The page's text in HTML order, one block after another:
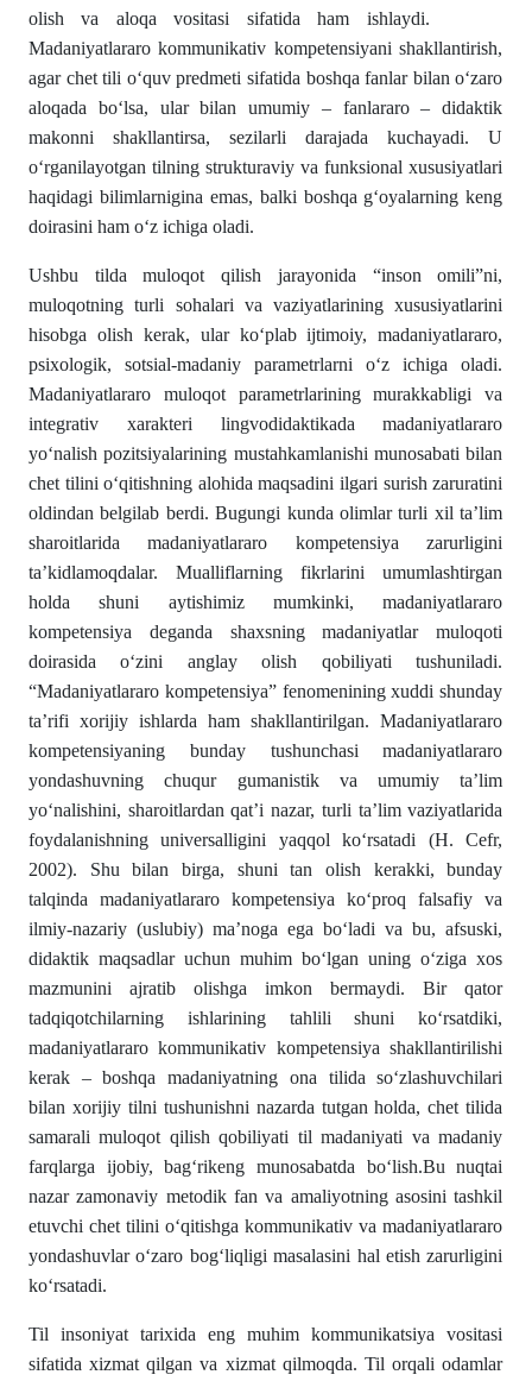
olish va aloqa vositasi sifatida ham ishlaydi.
Madaniyatlararo kommunikativ kompetensiyani shakllantirish,
agar chet tili o‘quv predmeti sifatida boshqa fanlar bilan o‘zaro
aloqada bo‘lsa, ular bilan umumiy – fanlararo – didaktik
makonni shakllantirsa, sezilarli darajada kuchayadi. U
o‘rganilayotgan tilning strukturaviy va funksional xususiyatlari
haqidagi bilimlarnigina emas, balki boshqa g‘oyalarning keng
doirasini ham o‘z ichiga oladi.
Ushbu tilda muloqot qilish jarayonida “inson omili”ni,
muloqotning turli sohalari va vaziyatlarining xususiyatlarini
hisobga olish kerak, ular ko‘plab ijtimoiy, madaniyatlararo,
psixologik, sotsial-madaniy parametrlarni o‘z ichiga oladi.
Madaniyatlararo muloqot parametrlarining murakkabligi va
integrativ xarakteri lingvodidaktikada madaniyatlararo
yo‘nalish pozitsiyalarining mustahkamlanishi munosabati bilan
chet tilini o‘qitishning alohida maqsadini ilgari surish zaruratini
oldindan belgilab berdi. Bugungi kunda olimlar turli xil ta’lim
sharoitlarida madaniyatlararo kompetensiya zarurligini
ta’kidlamoqdalar. Mualliflarning fikrlarini umumlashtirgan
holda shuni aytishimiz mumkinki, madaniyatlararo
kompetensiya deganda shaxsning madaniyatlar muloqoti
doirasida o‘zini anglay olish qobiliyati tushuniladi.
“Madaniyatlararo kompetensiya” fenomenining xuddi shunday
ta’rifi xorijiy ishlarda ham shakllantirilgan. Madaniyatlararo
kompetensiyaning bunday tushunchasi madaniyatlararo
yondashuvning chuqur gumanistik va umumiy ta’lim
yo‘nalishini, sharoitlardan qat’i nazar, turli ta’lim vaziyatlarida
foydalanishning universalligini yaqqol ko‘rsatadi (H. Cefr,
2002). Shu bilan birga, shuni tan olish kerakki, bunday
talqinda madaniyatlararo kompetensiya ko‘proq falsafiy va
ilmiy-nazariy (uslubiy) ma’noga ega bo‘ladi va bu, afsuski,
didaktik maqsadlar uchun muhim bo‘lgan uning o‘ziga xos
mazmunini ajratib olishga imkon bermaydi. Bir qator
tadqiqotchilarning ishlarining tahlili shuni ko‘rsatdiki,
madaniyatlararo kommunikativ kompetensiya shakllantirilishi
kerak – boshqa madaniyatning ona tilida so‘zlashuvchilari
bilan xorijiy tilni tushunishni nazarda tutgan holda, chet tilida
samarali muloqot qilish qobiliyati til madaniyati va madaniy
farqlarga ijobiy, bag‘rikeng munosabatda bo‘lish.Bu nuqtai
nazar zamonaviy metodik fan va amaliyotning asosini tashkil
etuvchi chet tilini o‘qitishga kommunikativ va madaniyatlararo
yondashuvlar o‘zaro bog‘liqligi masalasini hal etish zarurligini
ko‘rsatadi.
Til insoniyat tarixida eng muhim kommunikatsiya vositasi
sifatida xizmat qilgan va xizmat qilmoqda. Til orqali odamlar